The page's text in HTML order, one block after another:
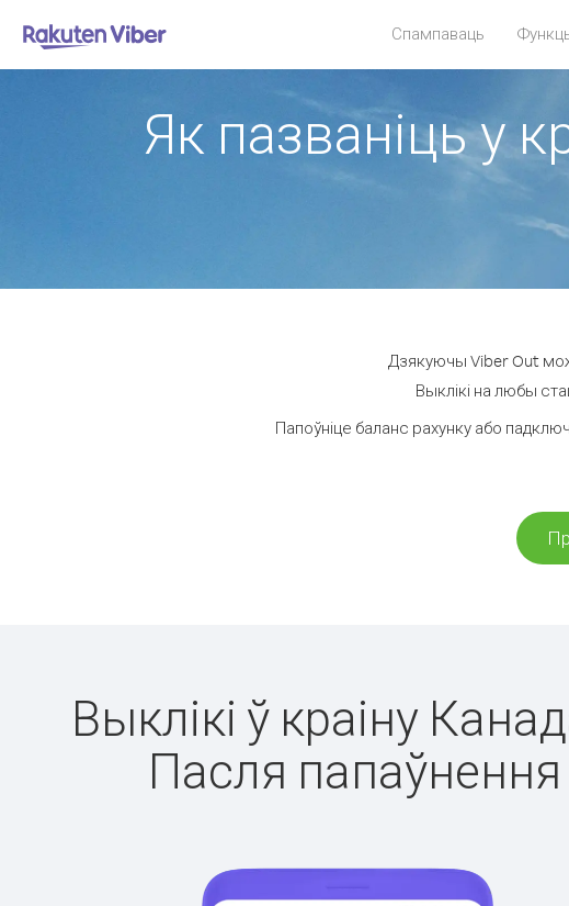
Спампаваць
Як пазваніць у
Дзякуючы Viber Out
Выклікі на любы
Папоўніце баланс рахунку або
Выклікі ў краіну
Пасля